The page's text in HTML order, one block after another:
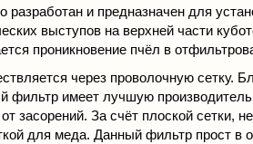
разработан и предназначен для
выступов на верхней части
проникновение пчёл в
через проволочную сетку.
фильтр имеет лучшую
засорений. За счёт плоской сетки,
для меда. Данный фильтр прост в